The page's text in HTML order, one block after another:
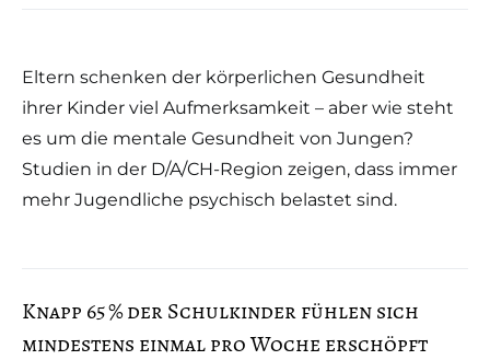
Eltern schenken der körperlichen Gesundheit
ihrer Kinder viel Aufmerksamkeit – aber wie steht
es um die mentale Gesundheit von Jungen?
Studien in der D/A/CH-Region zeigen, dass immer
mehr Jugendliche psychisch belastet sind.
Knapp 65 % der Schulkinder fühlen sich
mindestens einmal pro Woche erschöpft